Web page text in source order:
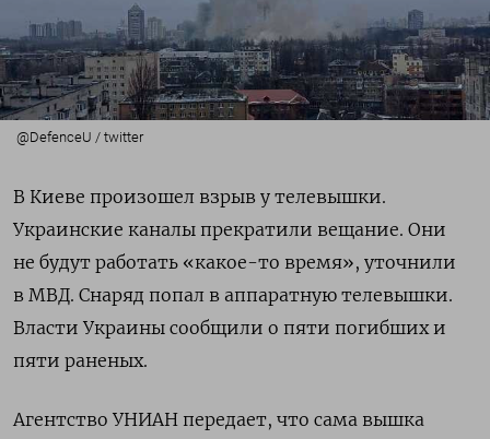
@DefenceU / twitter
В Киеве произошел взрыв у телевышки.
Украинские каналы прекратили вещание. Они
не будут работать «какое-то время», уточнили
в МВД. Снаряд попал в аппаратную телевышки.
Власти Украины сообщили о пяти погибших и
пяти раненых.
Агентство УНИАН передает, что сама вышка